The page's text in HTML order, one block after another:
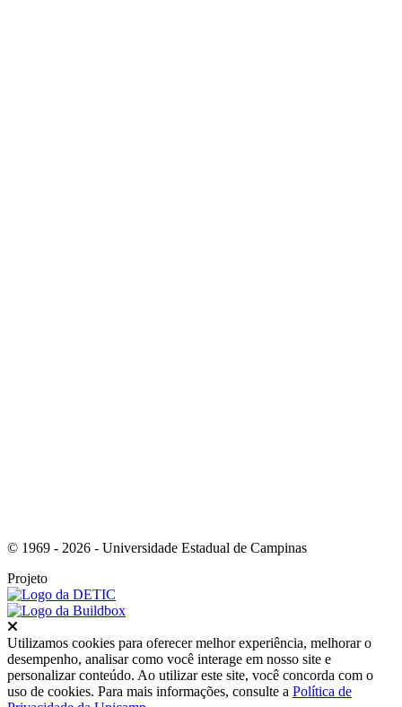
© 1969 - 2026 - Universidade Estadual de Campinas
Projeto
Utilizamos cookies para oferecer melhor experiência, melhorar o
desempenho, analisar como você interage em nosso site e
personalizar conteúdo. Ao utilizar este site, você concorda com o
uso de cookies. Para mais informações, consulte a Política de